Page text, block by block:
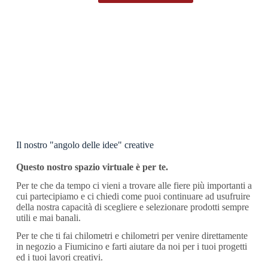
Il nostro "angolo delle idee" creative
Questo nostro spazio virtuale è per te.
Per te che da tempo ci vieni a trovare alle fiere più importanti a
cui partecipiamo e ci chiedi come puoi continuare ad usufruire
della nostra capacità di scegliere e selezionare prodotti sempre
utili e mai banali.
Per te che ti fai chilometri e chilometri per venire direttamente
in negozio a Fiumicino e farti aiutare da noi per i tuoi progetti
ed i tuoi lavori creativi.